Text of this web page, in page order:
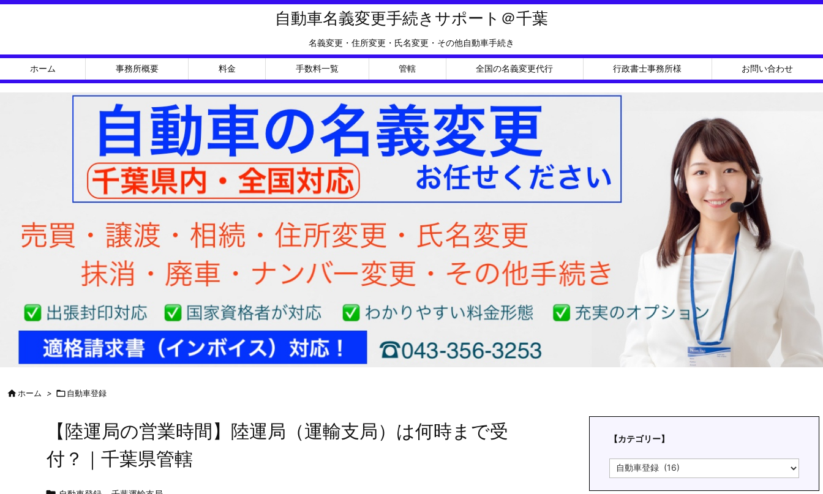
自動車名義変更手続きサポート＠千葉
名義変更・住所変更・氏名変更・その他自動車手続き
ホーム 事務所概要 料金 手数料一覧 管轄 全国の名義変更代行 行政書士事務所様 お問い合わせ
RSS Feedly
ホーム > 自動車登録
【陸運局の営業時間】陸運局（運輸支局）は何時まで受
付？｜千葉県管轄
【カテゴリー】
【
カ